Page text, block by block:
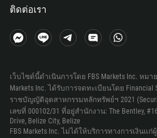
ติดต่อเรา
เว็บไซต์นี้ดำเนินการโดย FBS Markets Inc. หมา
Markets Inc. ได้รับการจดทะเบียนโดย Financial
ราชบัญญัติอุตสาหกรรมหลักทรัพย์ฯ 2021
เลขที่ 000102/31 ที่อยู่สำนักงาน: The Bentley,
Drive, Belize City, Belize
FBS Markets Inc. ไม่ได้ให้บริการทางการเงิน
994
973
880
1246
375